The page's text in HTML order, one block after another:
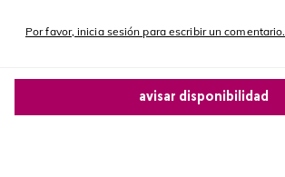
avisar disponibilidad
Por favor, inicia sesión para escribir un comentario.
Más reciente